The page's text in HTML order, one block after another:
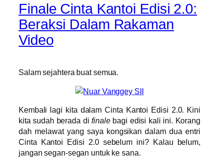
Finale Cinta Kantoi Edisi 2.0:
Beraksi Dalam Rakaman
Video
Salam sejahtera buat semua.
Kembali lagi kita dalam Cinta Kantoi Edisi 2.0. Kini
kita sudah berada di finalebagi edisi kali ini. Korang
dah melawat yang saya kongsikan dalam dua entri
Cinta Kantoi Edisi 2.0 sebelum ini? Kalau belum,
jangan segan-segan untuk ke sana.